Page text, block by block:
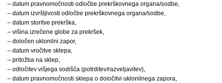
– datum pravnomočnosti odločbe prekrškovnega organa/sodbe,
– datum izvršljivosti odločbe prekrškovnega organa/sodbe,
– datum storitve prekrška,
– višina izrečene globe za prekršek,
– določen uklonilni zapor,
– datum vročitve sklepa,
– pritožba na sklep,
– odločitev višjega sodišča (potrditev/razveljavitev),
– datum pravnomočnosti sklepa o določitvi uklonilnega zapora,